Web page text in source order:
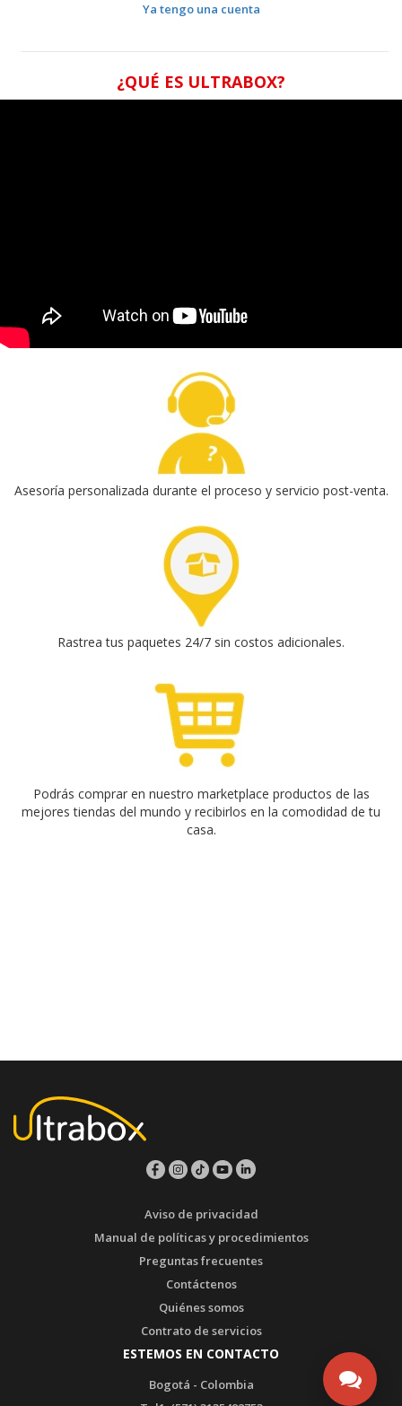
Ya tengo una cuenta
¿QUÉ ES ULTRABOX?
Asesoría personalizada durante el proceso y servicio post-venta.
Rastrea tus paquetes 24/7 sin costos adicionales.
Podrás comprar en nuestro marketplace productos de las
mejores tiendas del mundo y recibirlos en la comodidad de tu
casa.
Aviso de privacidad
Manual de políticas y procedimientos
Preguntas frecuentes
Contáctenos
Quiénes somos
Contrato de servicios
ESTEMOS EN CONTACTO
Bogotá - Colombia